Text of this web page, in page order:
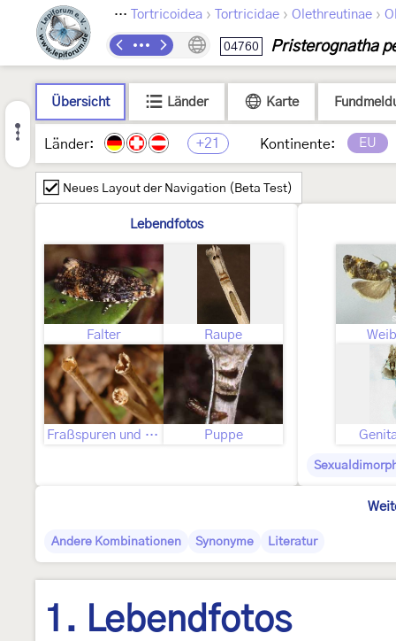
Lepidoptera Tortricoidea › Tortricidae › Olethreutinae ›
04760 Pristerognatha
Übersicht Länder Karte
Länder: +21 Kontinente: EU
Neues Layout der Navigation (Beta Test)
Lebendfotos
Falter Raupe
Fraßspuren und Befallsbild Puppe
Andere Kombinationen Synonyme Literatur
1. Lebendfotos